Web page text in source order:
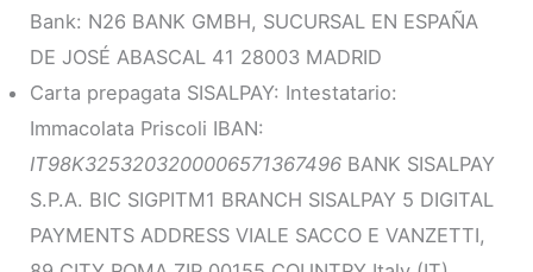
Bank: N26 BANK GMBH, SUCURSAL EN ESPAÑA
DE JOSÉ ABASCAL 41 28003 MADRID
Carta prepagata SISALPAY: Intestatario:
Immacolata Priscoli IBAN:
IT98K3253203200006571367496 BANK SISALPAY
S.P.A. BIC SIGPITM1 BRANCH SISALPAY 5 DIGITAL
PAYMENTS ADDRESS VIALE SACCO E VANZETTI,